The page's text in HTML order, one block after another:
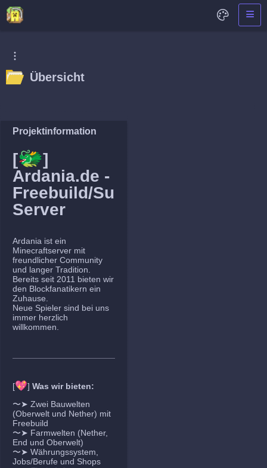
Übersicht
Projektinformation
[🐲]
Ardania.de -
Freebuild/Survival
Server
Ardania ist ein
Minecraftserver mit
freundlicher Community
und langer Tradition.
Bereits seit 2011 bieten wir
den Blockfanatikern ein
Zuhause.
Neue Spieler sind bei uns
immer herzlich
willkommen.
[💖] Was wir bieten:
〜➤ Zwei Bauwelten
(Oberwelt und Nether) mit
Freebuild
〜➤ Farmwelten (Nether,
End und Oberwelt)
〜➤ Währungssystem,
Jobs/Berufe und Shops